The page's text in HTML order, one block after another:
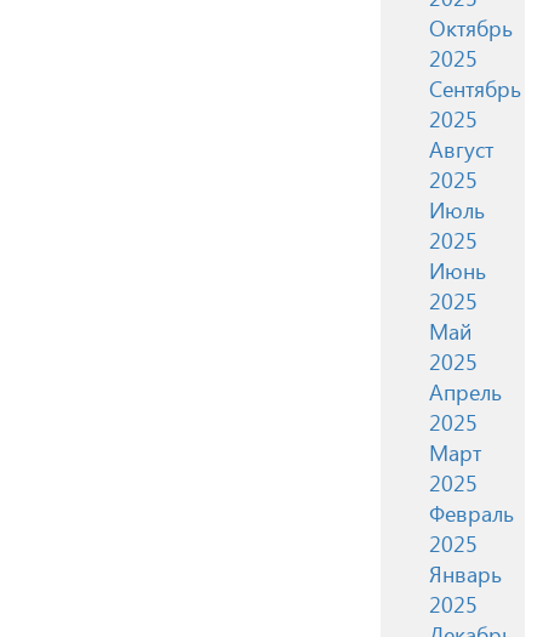
Октябрь
2025
Сентябрь
2025
Август
2025
Июль
2025
Июнь
2025
Май
2025
Апрель
2025
Март
2025
Февраль
2025
Январь
2025